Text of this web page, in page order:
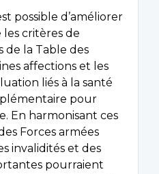
possible d’améliorer
les critères de
de la Table des
affections et les
liés à la santé
pour
En harmonisant ces
Forces armées
invalidités et des
pourraient